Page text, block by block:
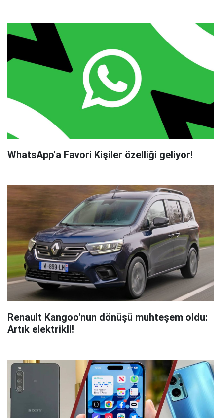
WhatsApp'a Favori Kişiler özelliği geliyor!
Renault Kangoo'nun dönüşü muhteşem oldu:
Artık elektrikli!